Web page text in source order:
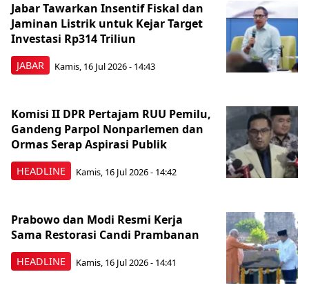
JABAR
Jabar Tawarkan Insentif Fiskal dan
Jaminan Listrik untuk Kejar Target
Investasi Rp314 Triliun
Kamis, 16 Jul 2026 - 14:43
HEADLINE
Komisi II DPR Pertajam RUU Pemilu,
Gandeng Parpol Nonparlemen dan
Ormas Serap Aspirasi Publik
Kamis, 16 Jul 2026 - 14:42
HEADLINE
Prabowo dan Modi Resmi Kerja
Sama Restorasi Candi Prambanan
Kamis, 16 Jul 2026 - 14:41